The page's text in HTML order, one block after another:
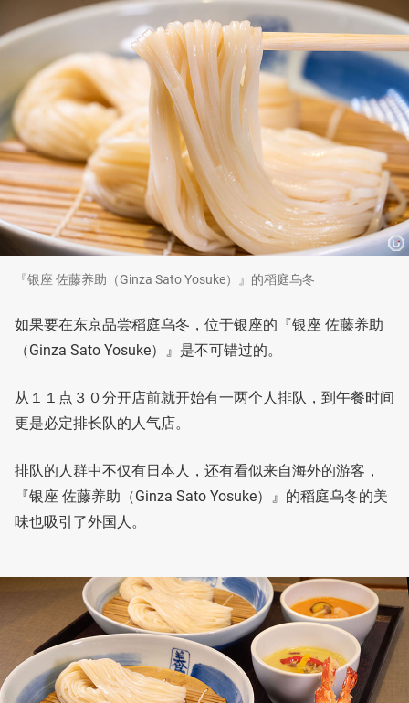
『银座 佐藤养助（Ginza Sato Yosuke）』的稻庭乌冬
如果要在东京品尝稻庭乌冬，位于银座的『银座 佐藤养助
（Ginza Sato Yosuke）』是不可错过的。
从１１点３０分开店前就开始有一两个人排队，到午餐时间
更是必定排长队的人气店。
排队的人群中不仅有日本人，还有看似来自海外的游客，
『银座 佐藤养助（Ginza Sato Yosuke）』的稻庭乌冬的美
味也吸引了外国人。